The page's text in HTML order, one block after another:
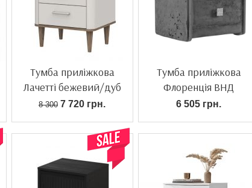
Тумба приліжкова
Лачетті бежевий/дуб
валенсія
8 300 7 720 грн.
Тумба приліжкова
Флоренція ВНД
6 505 грн.